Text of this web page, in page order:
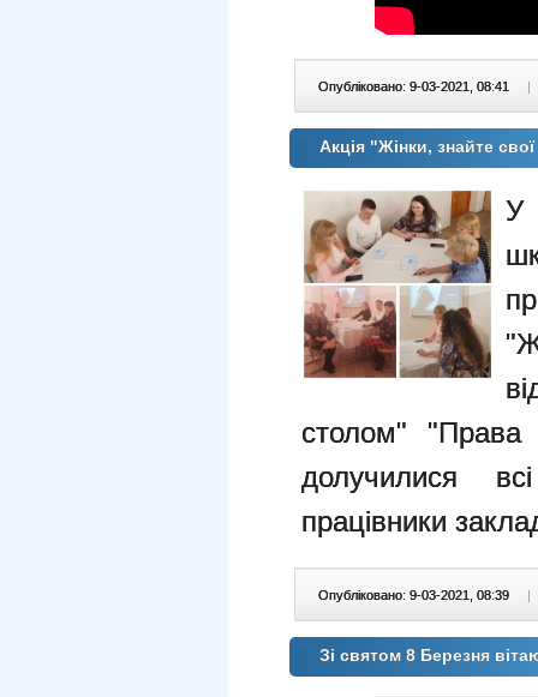
Опубліковано: 9-03-2021, 08:41 |
Акція "Жінки, знайте
У
столом" "Права
долучилися
працівники
Опубліковано: 9-03-2021, 08:39 |
Зі святом 8 Березня